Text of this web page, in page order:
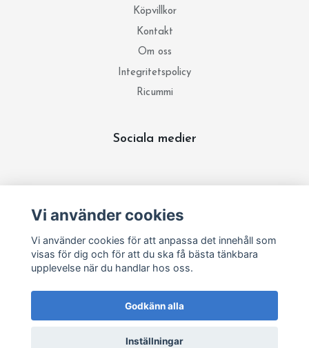
Köpvillkor
Kontakt
Om oss
Integritetspolicy
Ricummi
Sociala medier
Vi använder cookies
Vi använder cookies för att anpassa det innehåll som
visas för dig och för att du ska få bästa tänkbara
upplevelse när du handlar hos oss.
Godkänn alla
Inställningar